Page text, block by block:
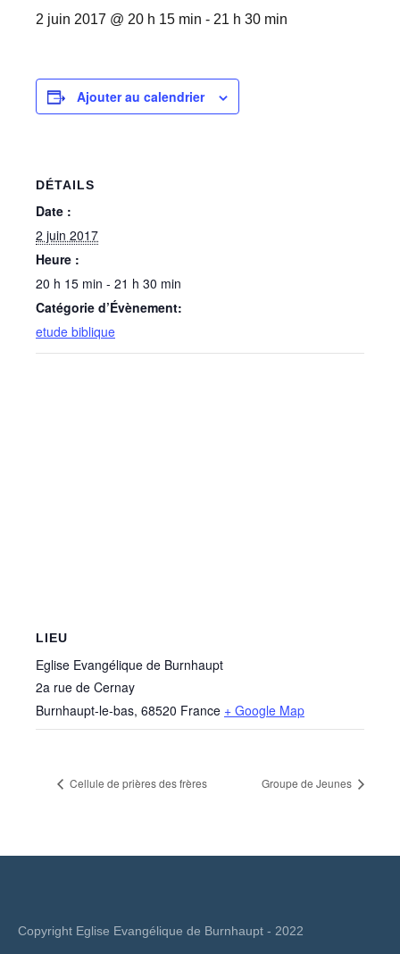
2 juin 2017 @ 20 h 15 min - 21 h 30 min
Ajouter au calendrier
DÉTAILS
Date :
2 juin 2017
Heure :
20 h 15 min - 21 h 30 min
Catégorie d’Évènement:
etude biblique
LIEU
Eglise Evangélique de Burnhaupt
2a rue de Cernay
Burnhaupt-le-bas, 68520 France + Google Map
Cellule de prières des frères Groupe de Jeunes
Copyright Eglise Evangélique de Burnhaupt - 2022